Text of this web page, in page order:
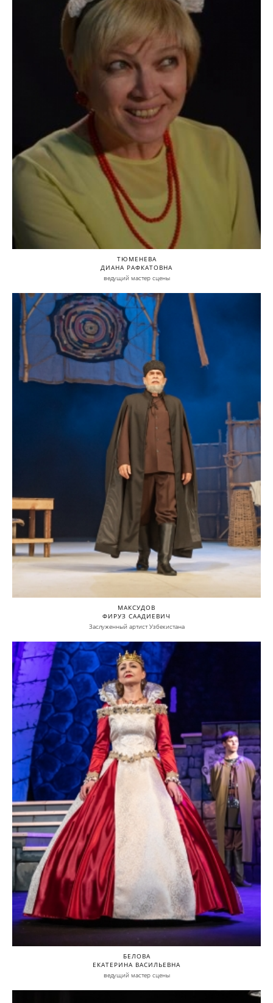
ТЮМЕНЕВА
ДИАНА РАФКАТОВНА
ведущий мастер сцены
МАКСУДОВ
ФИРУЗ СААДИЕВИЧ
Заслуженный артист Узбекистана
БЕЛОВА
ЕКАТЕРИНА ВАСИЛЬЕВНА
ведущий мастер сцены